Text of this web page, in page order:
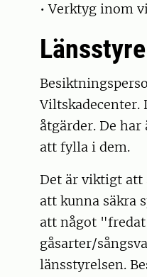
• Verktyg inom
Viltskadecenter.
åtgärder. De
att fylla i dem.
Det är viktigt att
att kunna säkra
att något
gåsarter/
länsstyrelsen.